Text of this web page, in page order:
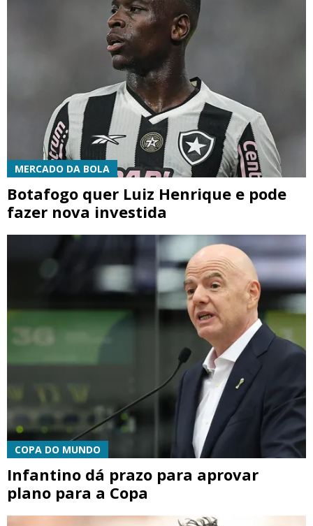
MERCADO DA BOLA
Botafogo quer Luiz Henrique e pode
fazer nova investida
COPA DO MUNDO
Infantino dá prazo para aprovar
plano para a Copa